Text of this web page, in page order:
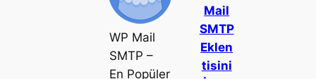
WP Mail
SMTP –
En Popüler
Mail
SMTP
Eklen
tisini